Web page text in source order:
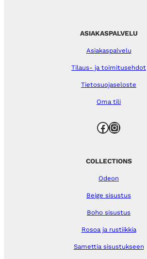
ASIAKASPALVELU
Asiakaspalvelu
Tilaus- ja toimitusehdot
Tietosuojaseloste
Oma tili
Facebook Instagram
COLLECTIONS
Odeon
Beige sisustus
Boho sisustus
Rosoa ja rustiikkia
Samettia sisustukseen